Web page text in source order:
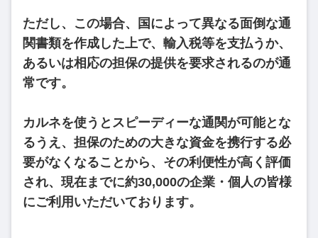
ただし、この場合、国によって異なる面倒な通
関書類を作成した上で、輸入税等を支払うか、
あるいは相応の担保の提供を要求されるのが通
常です。
カルネを使うとスピーディーな通関が可能とな
るうえ、担保のための大きな資金を携行する必
要がなくなることから、その利便性が高く評価
され、現在までに約30,000の企業・個人の皆様
にご利用いただいております。